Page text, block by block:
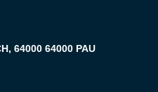
64000 64000 PAU